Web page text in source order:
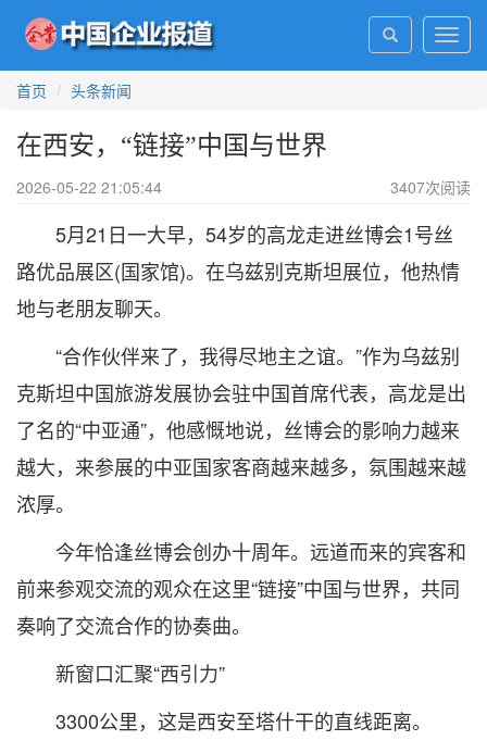
首页
头条新闻
在西安，“链接”中国与世界
2026-05-22 21:05:44 3407次阅读
5月21日一大早，54岁的高龙走进丝博会1号丝
路优品展区(国家馆)。在乌兹别克斯坦展位，他热情
地与老朋友聊天。
“合作伙伴来了，我得尽地主之谊。”作为乌兹别
克斯坦中国旅游发展协会驻中国首席代表，高龙是出
了名的“中亚通”，他感慨地说，丝博会的影响力越来
越大，来参展的中亚国家客商越来越多，氛围越来越
浓厚。
今年恰逢丝博会创办十周年。远道而来的宾客和
前来参观交流的观众在这里“链接”中国与世界，共同
奏响了交流合作的协奏曲。
新窗口汇聚“西引力”
3300公里，这是西安至塔什干的直线距离。